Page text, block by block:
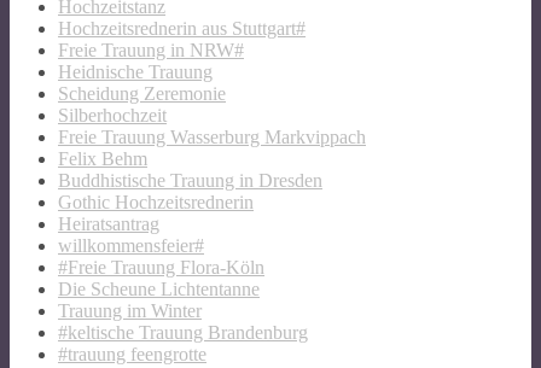
Hochzeitstanz
Hochzeitsrednerin aus Stuttgart#
Freie Trauung in NRW#
Heidnische Trauung
Scheidung Zeremonie
Silberhochzeit
Freie Trauung Wasserburg Markvippach
Felix Behm
Buddhistische Trauung in Dresden
Gothic Hochzeitsrednerin
Heiratsantrag
willkommensfeier#
#Freie Trauung Flora-Köln
Die Scheune Lichtentanne
Trauung im Winter
#keltische Trauung Brandenburg
#trauung feengrotte